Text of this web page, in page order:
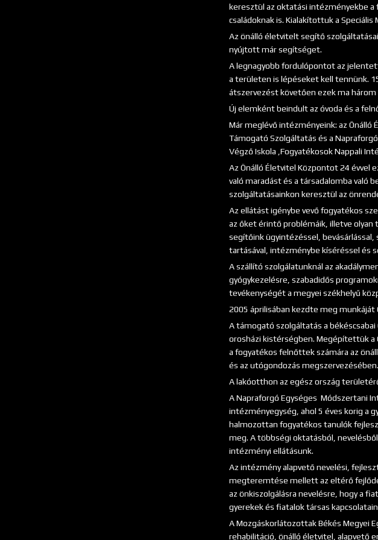
keresztül az oktatási intézményekbe
családoknak is. Kialakítottuk a
Az önálló életvitelt segítő
nyújtott már segítséget.
A legnagyobb fordulópontot az
a területen is lépéseket kell tennünk.
átszervezést követően ezek ma
Új elemként beindult az óvoda és a
Már meglévő intézményeink: az
Támogató Szolgáltatás és a
Végző Iskola ,Fogyatékosok Nappali
Az Önálló Életvitel Központot 24 évvel
való maradást és a társadalomba való
szolgáltatásainkon keresztül az
Az ellátást igénybe vevő fogyatékos
az őket érintő problémáik, illetve olyan
segítőink ügyintézéssel,
tartásával, intézménybe kíséréssel és
A szállító szolgálatunknál az
gyógykezelésre, szabadidős
tevékenységét a megyei székhelyű
2005 áprilisában kezdte meg munkáját
A támogató szolgáltatás a
orosházi kistérségben. Megépítettük
a fogyatékos felnőttek számára az
és az utógondozás megszervezésében.
A lakóotthon az egész ország
A Napraforgó Egységes Módszertani
intézményegység, ahol 5 éves korig a
halmozottan fogyatékos tanulók
meg. A többségi oktatásból,
intézményi ellátásunk.
Az intézmény alapvető nevelési,
megteremtése mellett az eltérő
az önkiszolgálásra nevelésre, hogy a
gyerekek és fiatalok társas
A Mozgáskorlátozottak Békés Megyei
rehabilitáció, önálló életvitel, alapvető